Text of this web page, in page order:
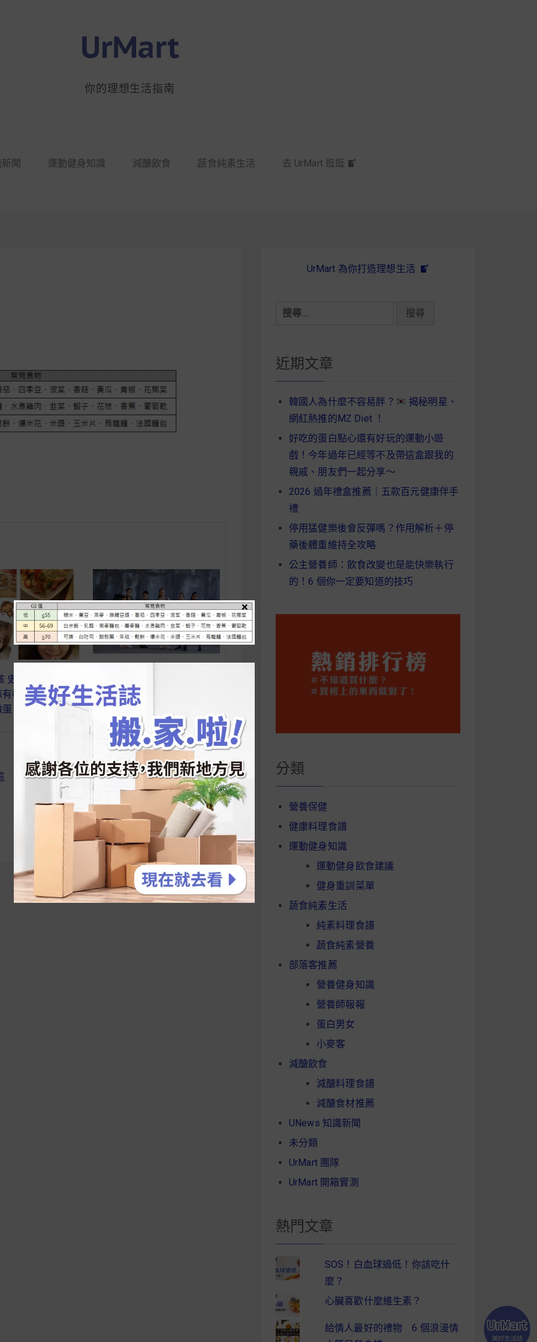
你的理想生活指南
聞 運動健身知識 減醣飲食 蔬食純素生活 去 UrMart 逛逛
史嘉蕾 】超美
機核桃蔓越莓做
包挑選妳應該注意什麼？
UrMart 為你打造理想生活
搜
鍵
近期文章
韓國人為什麼不容易胖？
揭秘明星、
網紅熱推的MZ Diet ！
好吃的蛋白點心還有好玩的運動小遊
戲！今年過年已經等不及帶這盒跟我的
親戚、朋友們一起分享～
2026 過年禮盒推薦｜五款百元健康伴手
禮
停用猛健樂後會反彈嗎？作用解析＋停
藥後體重維持全攻略
公主營養師：飲食改變也是能快樂執行
的！6 個你一定要知道的技巧
分類
營養保健
健康料理食譜
運動健身知識
運動健身飲食建議
健身重訓菜單
蔬食純素生活
純素料理食譜
蔬食純素營養
部落客推薦
營養健身知識
營養師報報
蛋白男女
小麥客
減醣飲食
減醣料理食譜
減醣食材推薦
UNews 知識新聞
未分類
UrMart 團隊
UrMart 開箱實測
熱門文章
SOS！白血球過低！你該吃什
麼？
心臟喜歡什麼維生素？
給情人最好的禮物 6 個浪漫情
×